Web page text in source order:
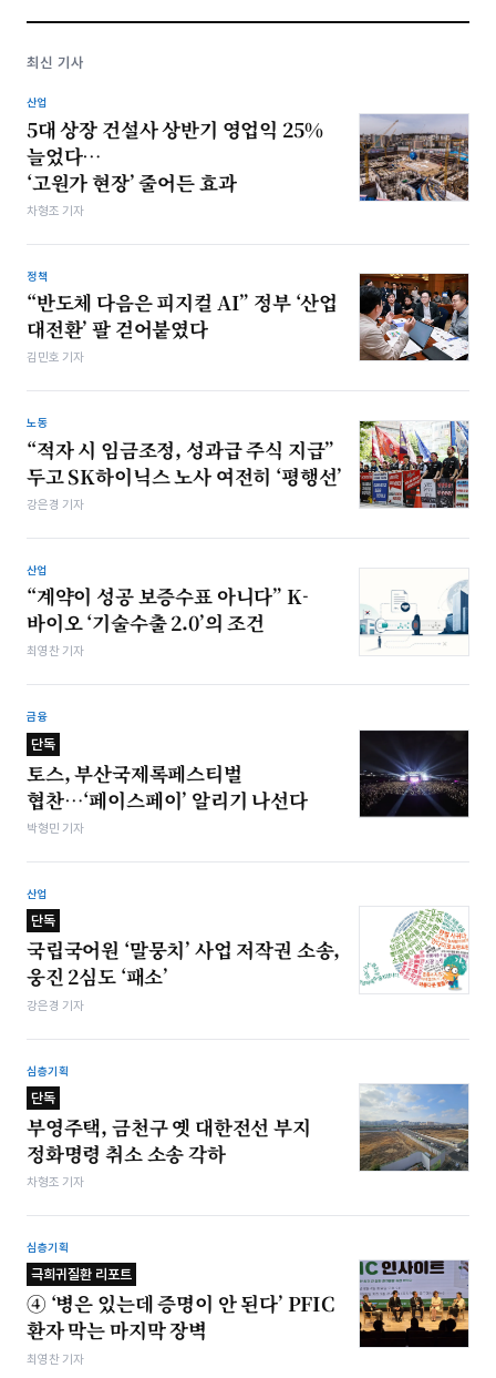
최신 기사
산업
5대 상장 건설사 상반기 영업익 25%
늘었다…
‘고원가 현장’ 줄어든 효과
차형조 기자
정책
“반도체 다음은 피지컬 AI” 정부 ‘산업
대전환’ 팔 걷어붙였다
김민호 기자
노동
“적자 시 임금조정, 성과급 주식 지급”
두고 SK하이닉스 노사 여전히 ‘평행선’
강은경 기자
산업
“계약이 성공 보증수표 아니다” K-
바이오 ‘기술수출 2.0’의 조건
최영찬 기자
금융
단독
토스, 부산국제록페스티벌
협찬…‘페이스페이’ 알리기 나선다
박형민 기자
산업
단독
국립국어원 ‘말뭉치’ 사업 저작권 소송,
웅진 2심도 ‘패소’
강은경 기자
심층기획
단독
부영주택, 금천구 옛 대한전선 부지
정화명령 취소 소송 각하
차형조 기자
심층기획
극희귀질환 리포트
④ ‘병은 있는데 증명이 안 된다’ PFIC
환자 막는 마지막 장벽
최영찬 기자